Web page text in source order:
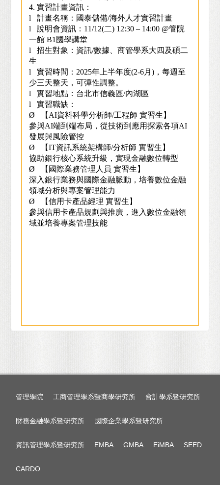
4.實習計畫資訊：
l
計畫名稱：國泰儲備/海外人才實習計畫
l
說明會資訊：11/12(二) 12:30 – 14:00 @管院
一館 B1國學講堂
l
招生對象：資訊/數據、商管學系大四及碩二
生
l
實習時間：2025年上半年度(2-6月)，每週至
少三天整天，可彈性調整。
l
實習地點：台北市信義區/內湖區
l
實習職缺：
Ø
【AI資料科學分析師/工程師 實習生】
參與AI端到端布局，從技術到應用探索各項AI
發展與風險管控
Ø
【IT資訊系統架構師/分析師 實習生】
協助銀行核心系統升級，實現金融數位轉型
Ø
【國際業務管理人員 實習生】
深入銀行業務與國際金融脈動，培養數位金融
領域分析與專案管理能力
Ø
【信用卡產品經理 實習生】
參與信用卡產品規劃與推廣，進入數位金融領
域並培養專案管理技能
管理學院 工商管理學系暨商學研究所 會計學系暨研究所
財務金融學系暨研究所 國際企業學系暨研究所
資訊管理學系暨研究所 EMBA GMBA EiMBA SEED
CARDO